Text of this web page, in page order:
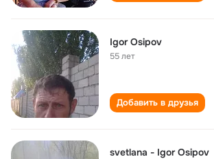
Igor Osipov
55 лет
Добавить в друзья
svetlana - Igor Osipov